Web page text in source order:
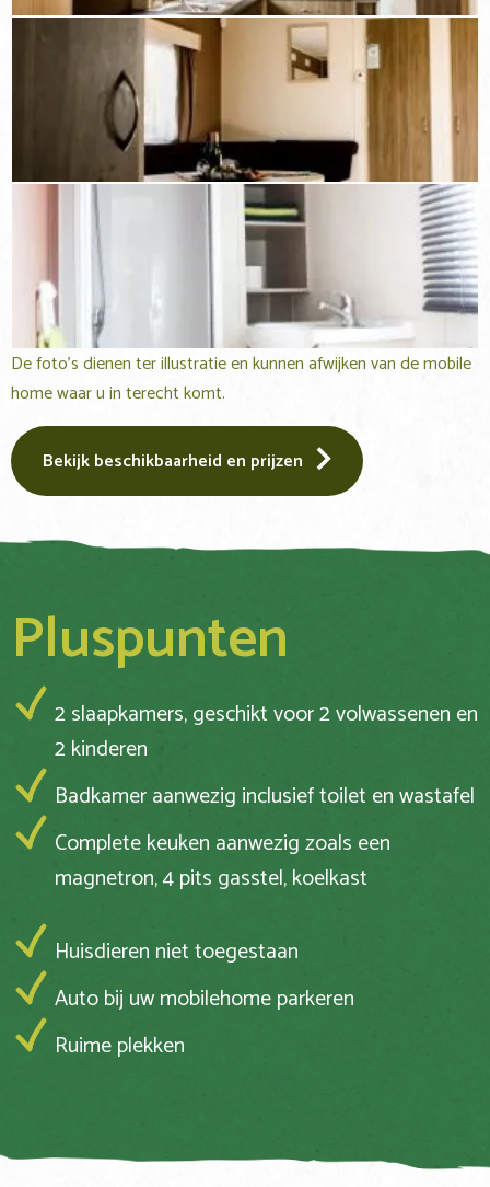
De foto’s dienen ter illustratie en kunnen afwijken van de mobile
home waar u in terecht komt.
Bekijk beschikbaarheid en prijzen
Pluspunten
2 slaapkamers, geschikt voor 2 volwassenen en
2 kinderen
Badkamer aanwezig inclusief toilet en wastafel
Complete keuken aanwezig zoals een
magnetron, 4 pits gasstel, koelkast
Huisdieren niet toegestaan
Auto bij uw mobilehome parkeren
Ruime plekken